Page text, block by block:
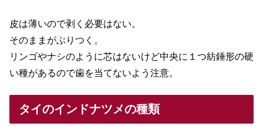
皮は薄いので剥く必要はない。
そのままがぶりつく。
リンゴやナシのように芯はないけど中央に１つ紡錘形の硬
い種があるので歯を当てないよう注意。
タイのインドナツメの種類